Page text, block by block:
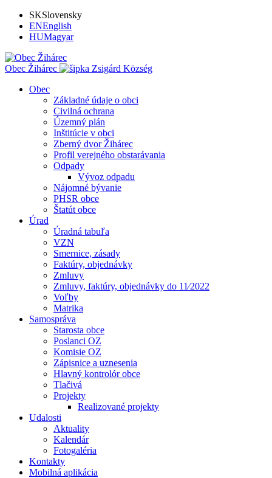
SKSlovensky
ENEnglish
HUMagyar
Obec Žihárec
Zsigárd Község
Obec
Základné údaje o obci
Civilná ochrana
Územný plán
Inštitúcie v obci
Zberný dvor Žihárec
Profil verejného obstarávania
Odpady
Vývoz odpadu
Nájomné bývanie
PHSR obce
Štatút obce
Úrad
Úradná tabuľa
VZN
Smernice, zásady
Faktúry, objednávky
Zmluvy
Zmluvy, faktúry, objednávky do 11⁄2022
Voľby
Matrika
Samospráva
Starosta obce
Poslanci OZ
Komisie OZ
Zápisnice a uznesenia
Hlavný kontrolór obce
Tlačivá
Projekty
Realizované projekty
Udalosti
Aktuality
Kalendár
Fotogaléria
Kontakty
Mobilná aplikácia